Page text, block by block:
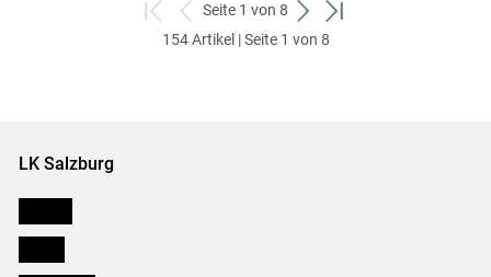
zum
ersten
zurück
zum
Seite 1 von 8
weiter
zum
zum
154 Artikel | Seite 1 von 8
LK Salzburg